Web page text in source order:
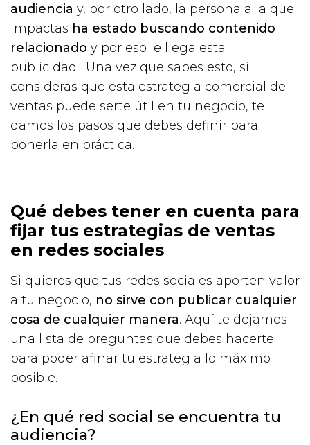
audiencia y, por otro lado, la persona a la que
impactas ha estado buscando contenido
relacionado y por eso le llega esta
publicidad. Una vez que sabes esto, si
consideras que esta estrategia comercial de
ventas puede serte útil en tu negocio, te
damos los pasos que debes definir para
ponerla en práctica.
Qué debes tener en cuenta para
fijar tus estrategias de ventas
en redes sociales
Si quieres que tus redes sociales aporten valor
a tu negocio, no sirve con publicar cualquier
cosa de cualquier manera. Aquí te dejamos
una lista de preguntas que debes hacerte
para poder afinar tu estrategia lo máximo
posible.
¿En qué red social se encuentra tu
audiencia?